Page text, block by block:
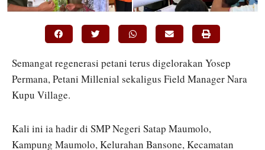
Semangat regenerasi petani terus digelorakan Yosep
Permana, Petani Millenial sekaligus Field Manager Nara
Kupu Village.
Kali ini ia hadir di SMP Negeri Satap Maumolo,
Kampung Maumolo, Kelurahan Bansone, Kecamatan